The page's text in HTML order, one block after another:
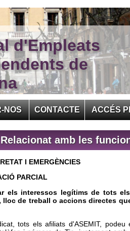
d'Empleats
de
NOS CONTACTE ACCÉS
Relacionat amb les
I EMERGÈNCIES
PARCIAL
els interessos legítims de tots
de treball o accions directes
tots els afiliats d'ASEMIT, podeu